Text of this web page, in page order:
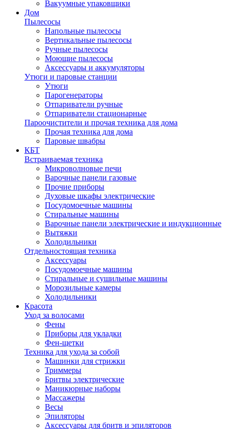
Вакуумные упаковщики
Дом
Пылесосы
Напольные пылесосы
Вертикальные пылесосы
Ручные пылесосы
Моющие пылесосы
Аксессуары и аккумуляторы
Утюги и паровые станции
Утюги
Парогенераторы
Отпариватели ручные
Отпариватели стационарные
Пароочистители и прочая техника для дома
Прочая техника для дома
Паровые швабры
КБТ
Встраиваемая техника
Микроволновые печи
Варочные панели газовые
Прочие приборы
Духовые шкафы электрические
Посудомоечные машины
Стиральные машины
Варочные панели электрические и индукционные
Вытяжки
Холодильники
Отдельностоящая техника
Аксессуары
Посудомоечные машины
Стиральные и сушильные машины
Морозильные камеры
Холодильники
Красота
Уход за волосами
Фены
Приборы для укладки
Фен-щетки
Техника для ухода за собой
Машинки для стрижки
Триммеры
Бритвы электрические
Маникюрные наборы
Массажеры
Весы
Эпиляторы
Аксессуары для бритв и эпиляторов